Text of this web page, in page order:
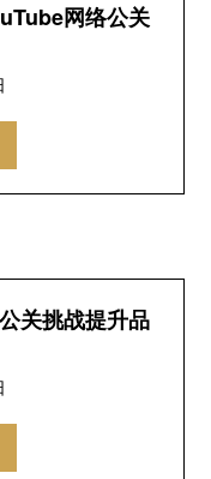
网络公关
关挑战提升品